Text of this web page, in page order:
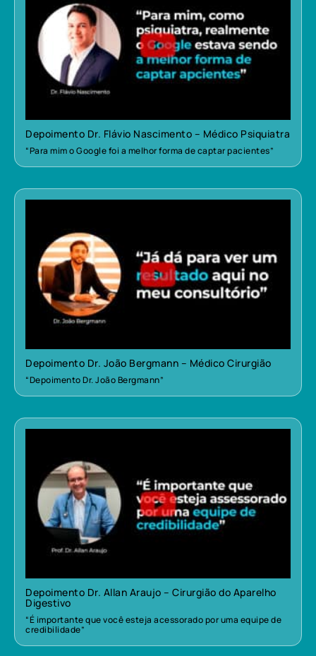
Depoimento Dr. Flávio Nascimento – Médico Psiquiatra
“Para mim o Google foi a melhor forma de captar pacientes”
Depoimento Dr. João Bergmann – Médico Cirurgião
“Depoimento Dr. João Bergmann”
Depoimento Dr. Allan Araujo – Cirurgião do Aparelho
Digestivo
“É importante que você esteja acessorado por uma equipe de
credibilidade”